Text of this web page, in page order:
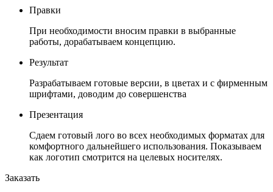
Правки
При необходимости вносим правки в выбранные
работы, дорабатываем концепцию.
Результат
Разрабатываем готовые версии, в цветах и с фирменным
шрифтами, доводим до совершенства
Презентация
Сдаем готовый лого во всех необходимых форматах для
комфортного дальнейшего использования. Показываем
как логотип смотрится на целевых носителях.
Заказать